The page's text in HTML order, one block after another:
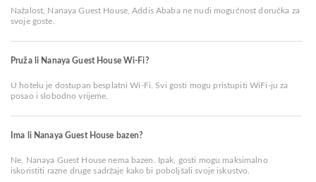
Nažalost, Nanaya Guest House, Addis Ababa ne nudi mogućnost doručka za
svoje goste.
Pruža li Nanaya Guest House Wi-Fi?
U hotelu je dostupan besplatni Wi-Fi. Svi gosti mogu pristupiti WiFi-ju za
posao i slobodno vrijeme.
Ima li Nanaya Guest House bazen?
Ne, Nanaya Guest House nema bazen. Ipak, gosti mogu maksimalno
iskoristiti razne druge sadržaje kako bi poboljšali svoje iskustvo.